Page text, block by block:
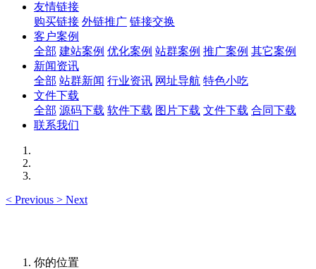
友情链接
购买链接 外链推广 链接交换
客户案例
全部 建站案例 优化案例 站群案例 推广案例 其它案例
新闻资讯
全部 站群新闻 行业资讯 网址导航 特色小吃
文件下载
全部 源码下载 软件下载 图片下载 文件下载 合同下载
联系我们
< Previous > Next
你的位置